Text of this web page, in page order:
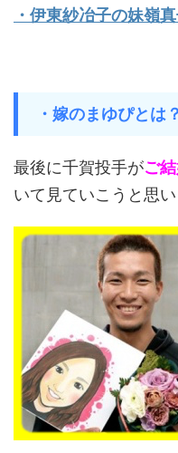
・伊東紗冶子の妹嶺
・嫁のまゆぴとは
最後に千賀投手がご
いて見ていこうと思